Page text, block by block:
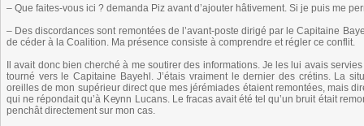
– Que faites-vous ici ? demanda Piz avant d’ajouter hâtivement. Si je puis me
– Des discordances sont remontées de l’avant-poste dirigé par le Capitaine
de céder à la Coalition. Ma présence consiste à comprendre et régler ce conflit.
Il avait donc bien cherché à me soutirer des informations. Je les lui avais
tourné vers le Capitaine Bayehl. J’étais vraiment le dernier des crétins. La
oreilles de mon supérieur direct que mes jérémiades étaient remontées, mais
qui ne répondait qu’à Keynn Lucans. Le fracas avait été tel qu’un bruit était
penchât directement sur mon cas.